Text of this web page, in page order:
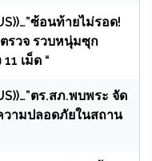
ซ้อนท้ายไม่รอด!
รวจ รวบหนุ่มซุก
เม็ด “
ตร.สภ.พบพระ จัด
วามปลอดภัยในสถาน